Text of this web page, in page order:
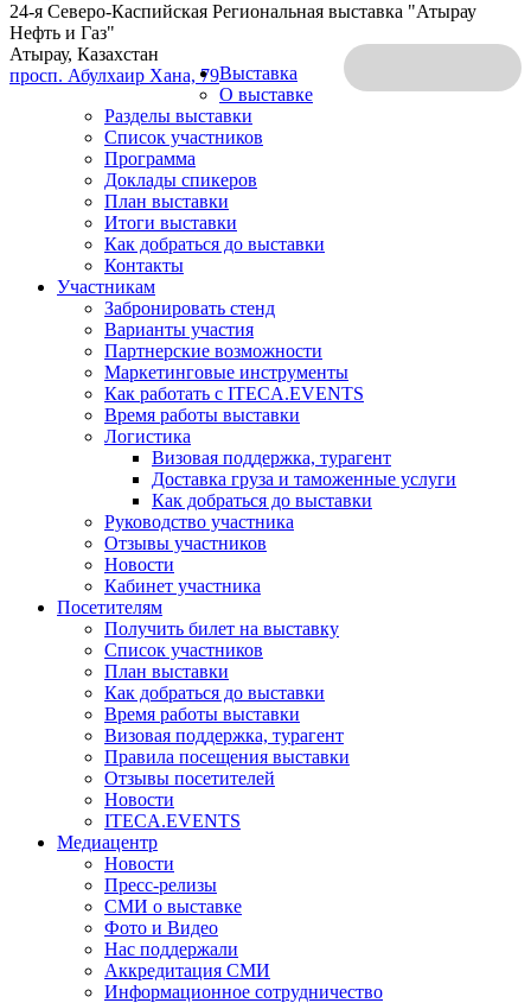
24-я Северо-Каспийская Региональная выставка "Атырау
Нефть и Газ"
Атырау, Казахстан
просп. Абулхаир Хана, 79Выставка
О выставке
Разделы выставки
Список участников
Программа
Доклады спикеров
План выставки
Итоги выставки
Как добраться до выставки
Контакты
Участникам
Забронировать стенд
Варианты участия
Партнерские возможности
Маркетинговые инструменты
Как работать с ITECA.EVENTS
Время работы выставки
Логистика
Визовая поддержка, турагент
Доставка груза и таможенные услуги
Как добраться до выставки
Руководство участника
Отзывы участников
Новости
Кабинет участника
Посетителям
Получить билет на выставку
Список участников
План выставки
Как добраться до выставки
Время работы выставки
Визовая поддержка, турагент
Правила посещения выставки
Отзывы посетителей
Новости
ITECA.EVENTS
Медиацентр
Новости
Пресс-релизы
СМИ о выставке
Фото и Видео
Нас поддержали
Аккредитация СМИ
Информационное сотрудничество